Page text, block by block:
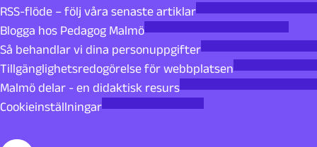
RSS-flöde – följ våra senaste artiklar
Blogga hos Pedagog Malmö
Så behandlar vi dina personuppgifter
Tillgänglighetsredogörelse för webbplatsen
Malmö delar - en didaktisk resurs
Cookieinställningar